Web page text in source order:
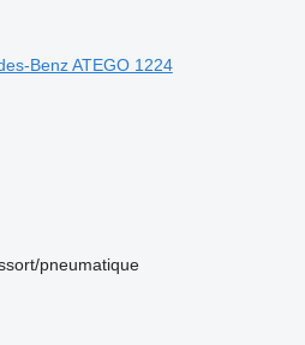
Benz ATEGO 1224
pneumatique